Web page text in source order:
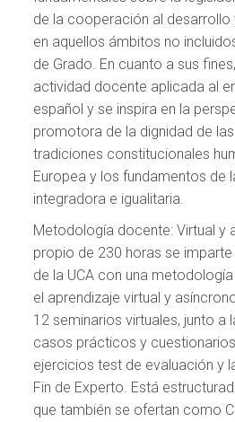
de la cooperación al desarrollo
en aquellos ámbitos no
de Grado. En cuanto a sus
actividad docente aplicada al
español y se inspira en la
promotora de la dignidad de
tradiciones constitucionales
Europea y los fundamentos de
integradora e igualitaria.
Metodología docente: Virtual y
propio de 230 horas se imparte
de la UCA con una
el aprendizaje virtual y
12 seminarios virtuales, junto a
casos prácticos y
ejercicios test de evaluación y
Fin de Experto. Está
que también se ofertan como